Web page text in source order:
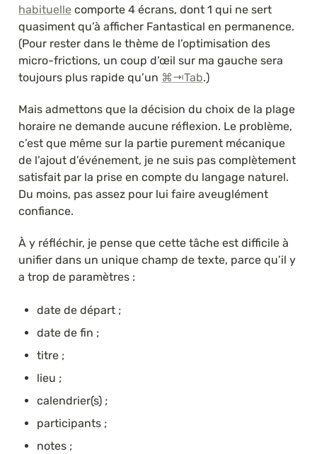
habituelle comporte 4 écrans, dont 1 qui ne sert
quasiment qu’à afficher Fantastical en permanence.
(Pour rester dans le thème de l’optimisation des
micro-frictions, un coup d’œil sur ma gauche sera
toujours plus rapide qu’un ⌘⇥Tab.)
Mais admettons que la décision du choix de la plage
horaire ne demande aucune réflexion. Le problème,
c’est que même sur la partie purement mécanique
de l’ajout d’événement, je ne suis pas complètement
satisfait par la prise en compte du langage naturel.
Du moins, pas assez pour lui faire aveuglément
confiance.
À y réfléchir, je pense que cette tâche est difficile à
unifier dans un unique champ de texte, parce qu’il y
a trop de paramètres :
date de départ ;
date de fin ;
titre ;
lieu ;
calendrier(s) ;
participants ;
notes ;